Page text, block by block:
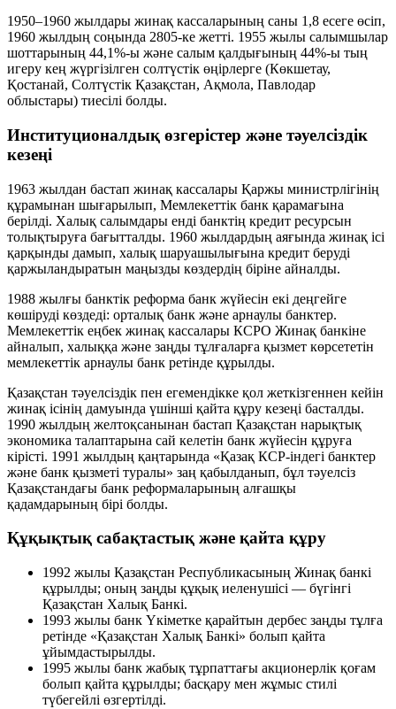
1950–1960 жылдары жинақ кассаларының саны 1,8 есеге өсіп,
1960 жылдың соңында 2805-ке жетті. 1955 жылы салымшылар
шоттарының 44,1%-ы және салым қалдығының 44%-ы тың
игеру кең жүргізілген солтүстік өңірлерге (Көкшетау,
Қостанай, Солтүстік Қазақстан, Ақмола, Павлодар
облыстары) тиесілі болды.
Институционалдық өзгерістер және тәуелсіздік
кезеңі
1963 жылдан бастап жинақ кассалары Қаржы министрлігінің
құрамынан шығарылып, Мемлекеттік банк қарамағына
берілді. Халық салымдары енді банктің кредит ресурсын
толықтыруға бағытталды. 1960 жылдардың аяғында жинақ ісі
қарқынды дамып, халық шаруашылығына кредит беруді
қаржыландыратын маңызды көздердің біріне айналды.
1988 жылғы банктік реформа банк жүйесін екі деңгейге
көшіруді көздеді: орталық банк және арнаулы банктер.
Мемлекеттік еңбек жинақ кассалары КСРО Жинақ банкіне
айналып, халыққа және заңды тұлғаларға қызмет көрсететін
мемлекеттік арнаулы банк ретінде құрылды.
Қазақстан тәуелсіздік пен егемендікке қол жеткізгеннен кейін
жинақ ісінің дамуында үшінші қайта құру кезеңі басталды.
1990 жылдың желтоқсанынан бастап Қазақстан нарықтық
экономика талаптарына сай келетін банк жүйесін құруға
кірісті. 1991 жылдың қаңтарында «Қазақ КСР-індегі банктер
және банк қызметі туралы» заң қабылданып, бұл тәуелсіз
Қазақстандағы банк реформаларының алғашқы
қадамдарының бірі болды.
Құқықтық сабақтастық және қайта құру
1992 жылы Қазақстан Республикасының Жинақ банкі
құрылды; оның заңды құқық иеленушісі — бүгінгі
Қазақстан Халық Банкі.
1993 жылы банк Үкіметке қарайтын дербес заңды тұлға
ретінде «Қазақстан Халық Банкі» болып қайта
ұйымдастырылды.
1995 жылы банк жабық тұрпаттағы акционерлік қоғам
болып қайта құрылды; басқару мен жұмыс стилі
түбегейлі өзгертілді.